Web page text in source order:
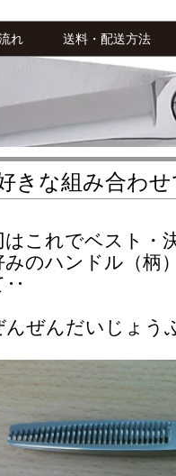
れ 送料・配送方法
きな組み合わ
はこれでベスト・
みのハンドル（柄
‥
んぜんだいじょう